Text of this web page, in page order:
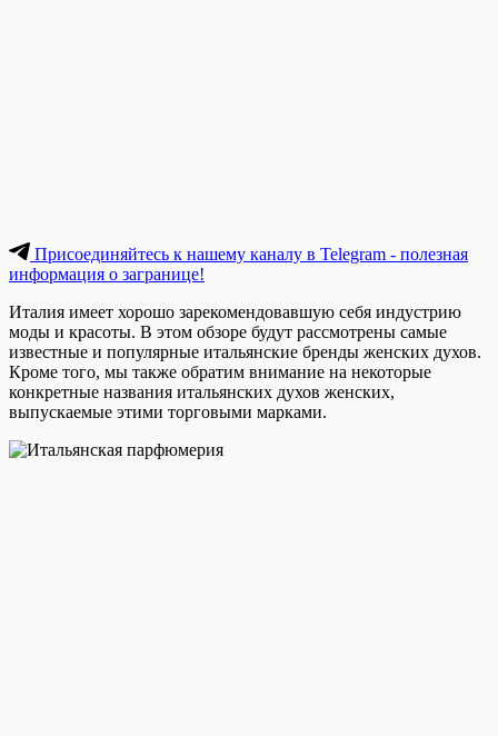
Присоединяйтесь к нашему каналу в Telegram - полезная
информация о загранице!
Италия имеет хорошо зарекомендовавшую себя индустрию
моды и красоты. В этом обзоре будут рассмотрены самые
известные и популярные итальянские бренды женских духов.
Кроме того, мы также обратим внимание на некоторые
конкретные названия итальянских духов женских,
выпускаемые этими торговыми марками.